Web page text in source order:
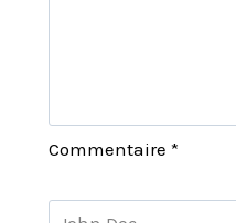
Commentaire *